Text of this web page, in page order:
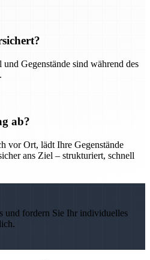
Gegenstände sind während des
ab?
vor Ort, lädt Ihre Gegenstände
ans Ziel – strukturiert, schnell
und fordern Sie Ihr individuelles